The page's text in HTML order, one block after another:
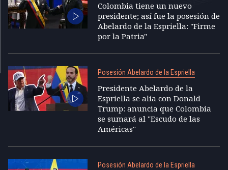
Colombia tiene un nuevo
presidente; así fue la posesión de
Abelardo de la Espriella: "Firme
por la Patria"
Posesión Abelardo de la Espriella
Presidente Abelardo de la
Espriella se alía con Donald
Trump: anuncia que Colombia
se sumará al "Escudo de las
Américas"
Posesión Abelardo de la Espriella